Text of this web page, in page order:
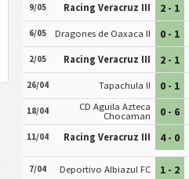
9/05 Racing Veracruz III 2 - 1
6/05 Dragones de Oaxaca II 0 - 1
2/05 Racing Veracruz III 2 - 1
26/04 Tapachula II 0 - 1
18/04
CD Aguila Azteca
Chocaman
0 - 6
11/04 Racing Veracruz III 4 - 0
7/04 Deportivo Albiazul FC 1 - 2